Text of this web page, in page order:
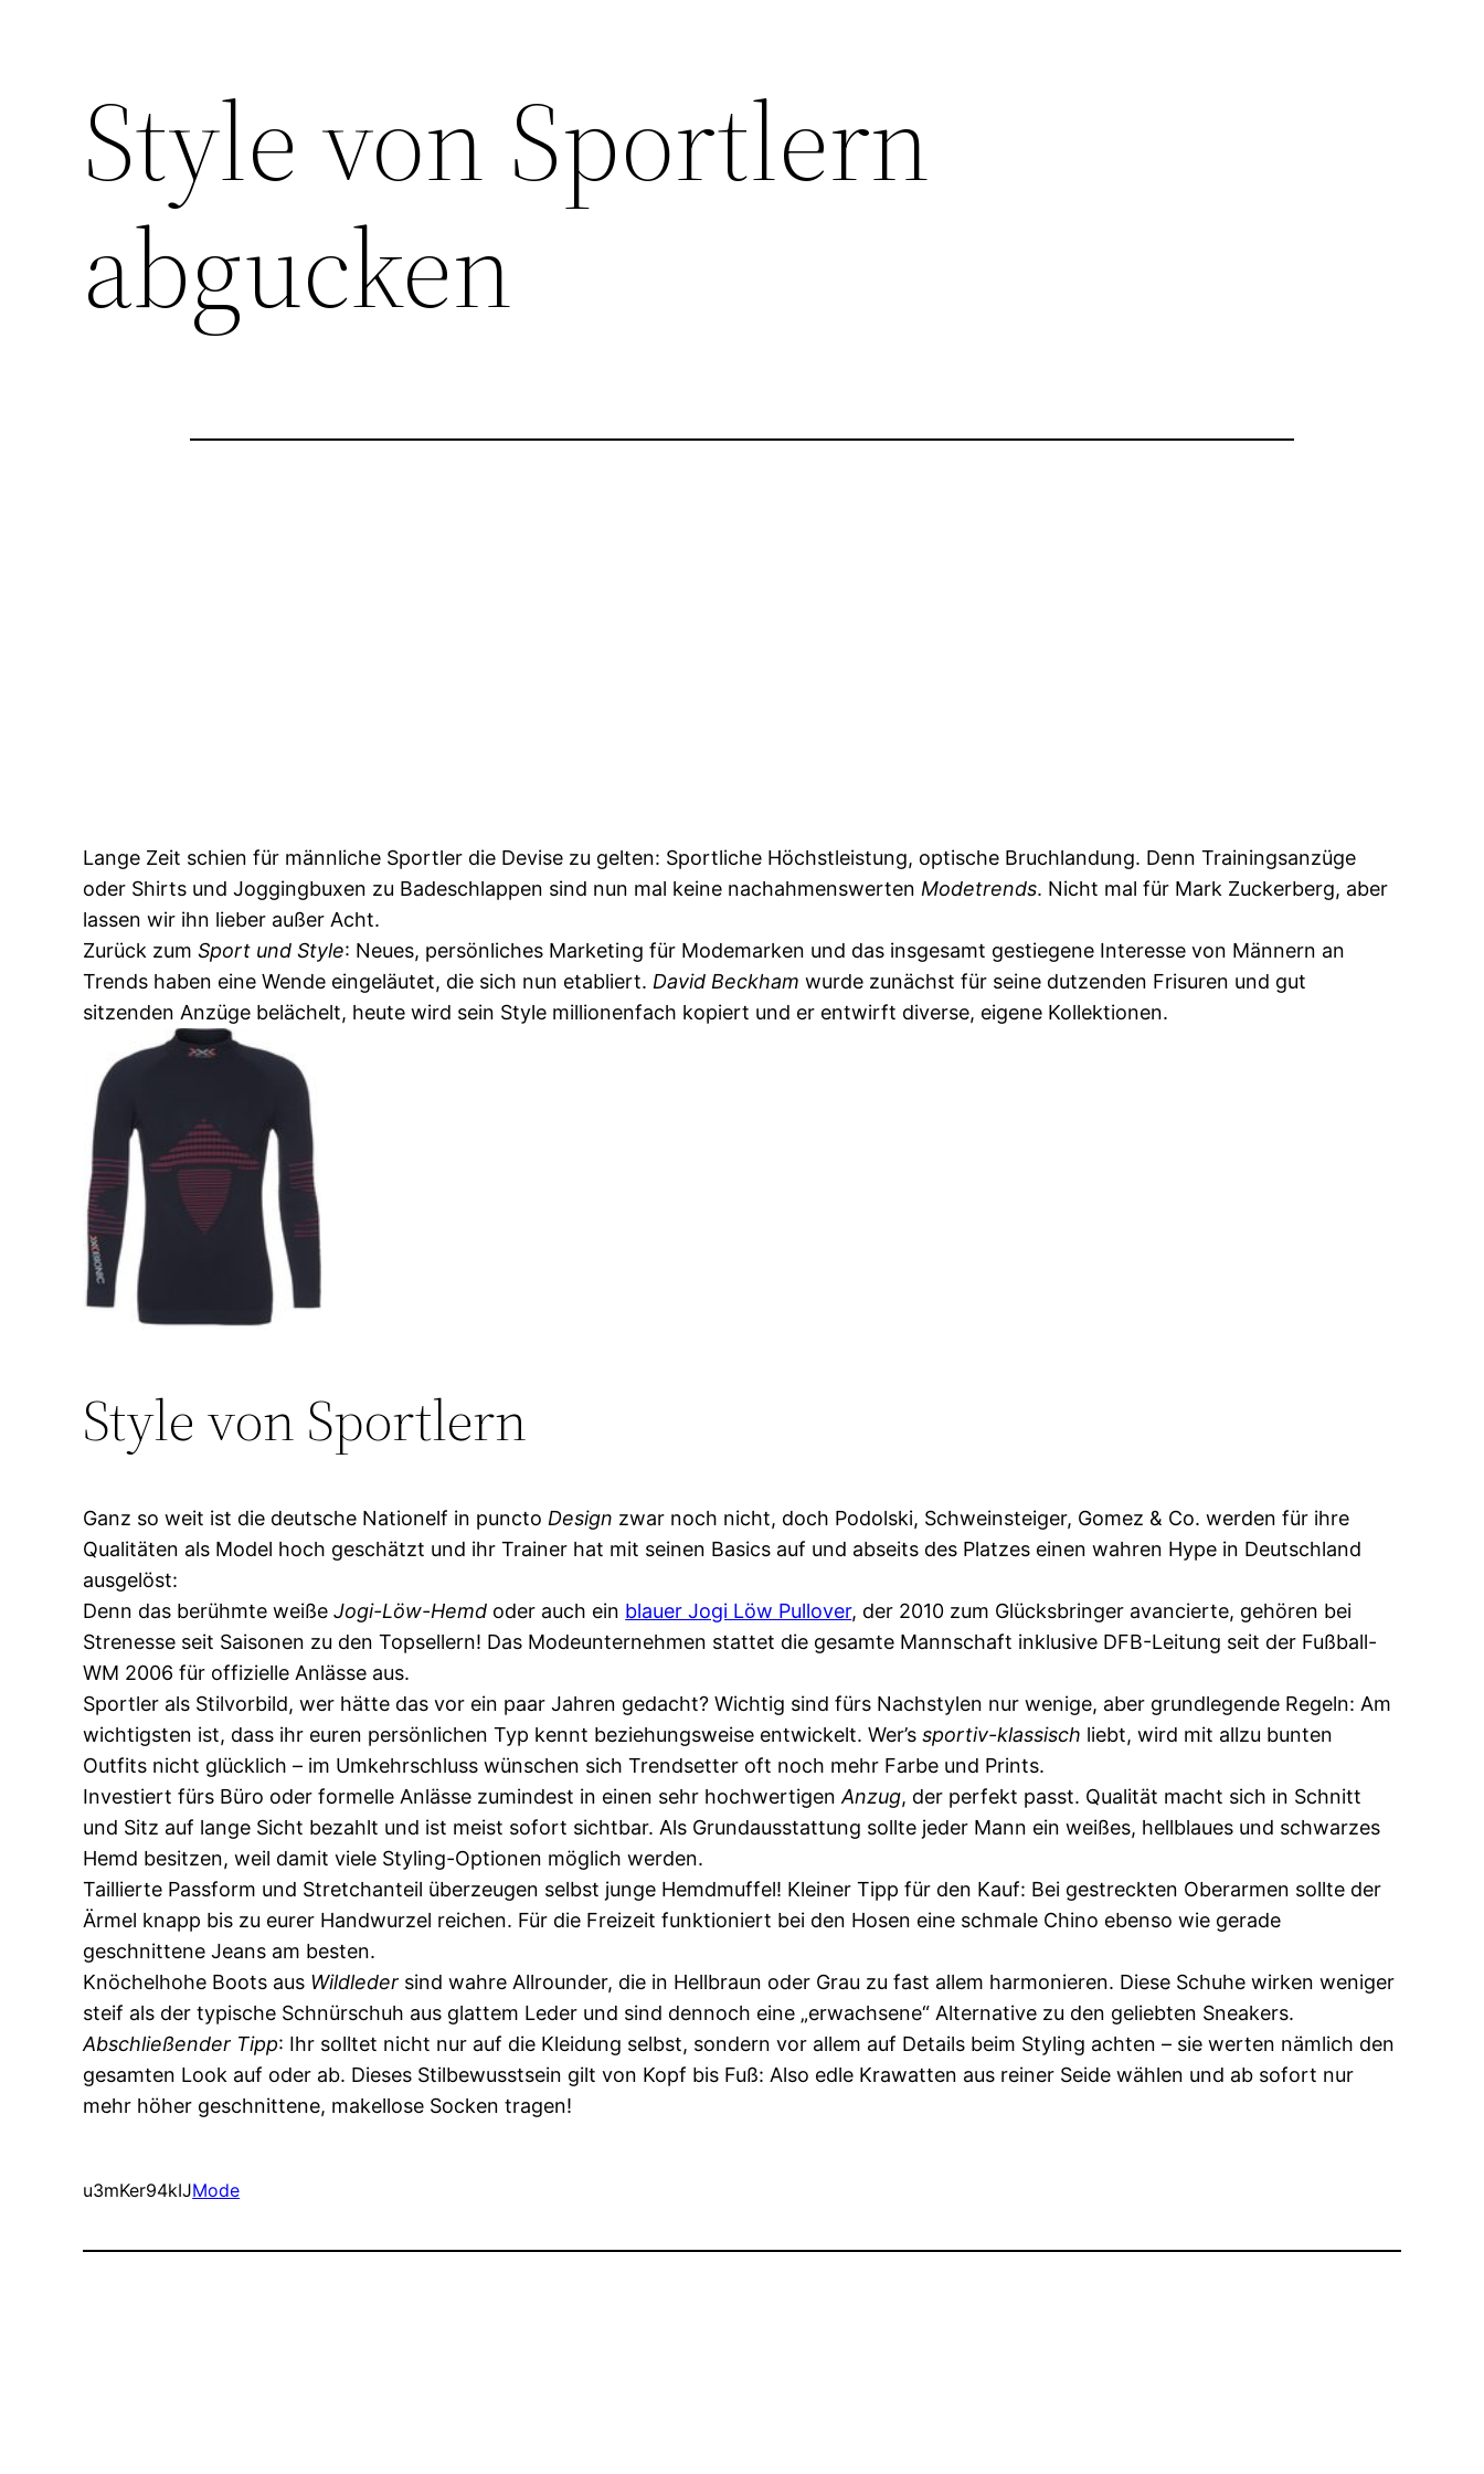
Style von Sportlern
abgucken
Lange Zeit schien für männliche Sportler die Devise zu gelten: Sportliche Höchstleistung, optische Bruchlandung. Denn Trainingsanzüge
oder Shirts und Joggingbuxen zu Badeschlappen sind nun mal keine nachahmenswerten Modetrends. Nicht mal für Mark Zuckerberg, aber
lassen wir ihn lieber außer Acht.
Zurück zumSport und Style: Neues, persönliches Marketing für Modemarken und das insgesamt gestiegene Interesse von Männern an
Trends haben eine Wende eingeläutet, die sich nun etabliert. David Beckham wurde zunächst für seine dutzenden Frisuren und gut
sitzenden Anzüge belächelt, heute wird sein Style millionenfach kopiert und er entwirft diverse, eigene Kollektionen.
Style von Sportlern
Ganz so weit ist die deutsche Nationelf in puncto Design zwar noch nicht, doch Podolski, Schweinsteiger, Gomez & Co. werden für ihre
Qualitäten als Model hoch geschätzt und ihr Trainer hat mit seinen Basics auf und abseits des Platzes einen wahren Hype in Deutschland
ausgelöst:
Denn das berühmte weißeJogi-Löw-Hemd oder auch ein blauer Jogi Löw Pullover, der 2010 zum Glücksbringer avancierte, gehören bei
Strenesse seit Saisonen zu den Topsellern! Das Modeunternehmen stattet die gesamte Mannschaft inklusive DFB-Leitung seit der Fußball-
WM 2006 für offizielle Anlässe aus.
Sportler als Stilvorbild, wer hätte das vor ein paar Jahren gedacht? Wichtig sind fürs Nachstylen nur wenige, aber grundlegende Regeln: Am
wichtigsten ist, dass ihr euren persönlichen Typ kennt beziehungsweise entwickelt. Wer’ssportiv-klassisch liebt, wird mit allzu bunten
Outfits nicht glücklich – im Umkehrschluss wünschen sich Trendsetter oft noch mehr Farbe und Prints.
Investiert fürs Büro oder formelle Anlässe zumindest in einen sehr hochwertigenAnzug, der perfekt passt. Qualität macht sich in Schnitt
und Sitz auf lange Sicht bezahlt und ist meist sofort sichtbar. Als Grundausstattung sollte jeder Mann ein weißes, hellblaues und schwarzes
Hemd besitzen, weil damit viele Styling-Optionen möglich werden.
Taillierte Passform und Stretchanteil überzeugen selbst junge Hemdmuffel! Kleiner Tipp für den Kauf: Bei gestreckten Oberarmen sollte der
Ärmel knapp bis zu eurer Handwurzel reichen. Für die Freizeit funktioniert bei den Hosen eine schmale Chino ebenso wie gerade
geschnittene Jeans am besten.
Knöchelhohe Boots aus Wildleder sind wahre Allrounder, die in Hellbraun oder Grau zu fast allem harmonieren. Diese Schuhe wirken weniger
steif als der typische Schnürschuh aus glattem Leder und sind dennoch eine „erwachsene“ Alternative zu den geliebten Sneakers.
Abschließender Tipp: Ihr solltet nicht nur auf die Kleidung selbst, sondern vor allem auf Details beim Styling achten – sie werten nämlich den
gesamten Look auf oder ab. Dieses Stilbewusstsein gilt von Kopf bis Fuß: Also edle Krawatten aus reiner Seide wählen und ab sofort nur
mehr höher geschnittene, makellose Socken tragen!
u3mKer94kIJMode